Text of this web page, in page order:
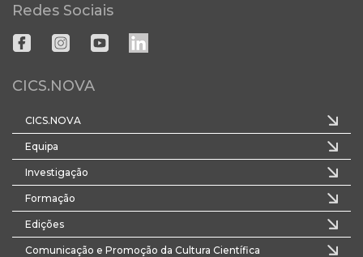
Redes Sociais
CICS.NOVA
CICS.NOVA
Equipa
Investigação
Formação
Edições
Comunicação e Promoção da Cultura Científica